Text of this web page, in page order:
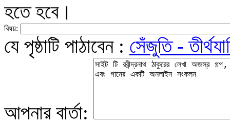
হতে হবে।
বিষয়:
যে পৃষ্ঠাটি পাঠাবেন : সেঁজুতি -
আপনার বার্তা: